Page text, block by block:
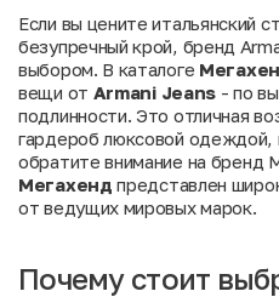
Если вы цените итальянский
безупречный крой, бренд
выбором. В каталоге
вещи от Armani Jeans - по
подлинности. Это отличная
гардероб люксовой одеждой,
обратите внимание на бренд
Мегахенд представлен
от ведущих мировых марок.
Почему стоит